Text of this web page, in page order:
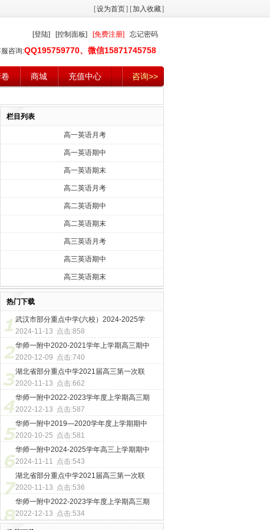
[设为首页] [加入收藏]
[登陆] [控制面板] [免费注册]
忘记密码
咨询:QQ195759770、微信15871745758
商城 充值中心 咨询>>
栏目列表
高一英语月考
高一英语期中
高一英语期末
高二英语月考
高二英语期中
高二英语期末
高三英语月考
高三英语期中
高三英语期末
热门下载
武汉市部分重点中学(六校）2024-2025学
2024-11-13 点击:858
华师一附中2020-2021学年上学期高三期中
2020-12-09 点击:740
湖北省部分重点中学2021届高三第一次联
2020-11-13 点击:662
华师一附中2022-2023学年度上学期高三期
2022-12-13 点击:587
华师一附中2019—2020学年度上学期期中
2020-10-25 点击:581
华师一附中2024-2025学年高三上学期期中
2024-11-11 点击:543
湖北省部分重点中学2021届高三第一次联
2020-11-13 点击:536
华师一附中2022-2023学年度上学期高三期
2022-12-13 点击:534